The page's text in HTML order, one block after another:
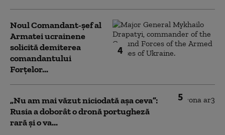
4
Noul Comandant-șef al
Armatei ucrainene
solicită demiterea
comandantului
Forțelor...
5
„Nu am mai văzut niciodată așa ceva”:
Rusia a doborât o dronă portugheză
rară și o va...